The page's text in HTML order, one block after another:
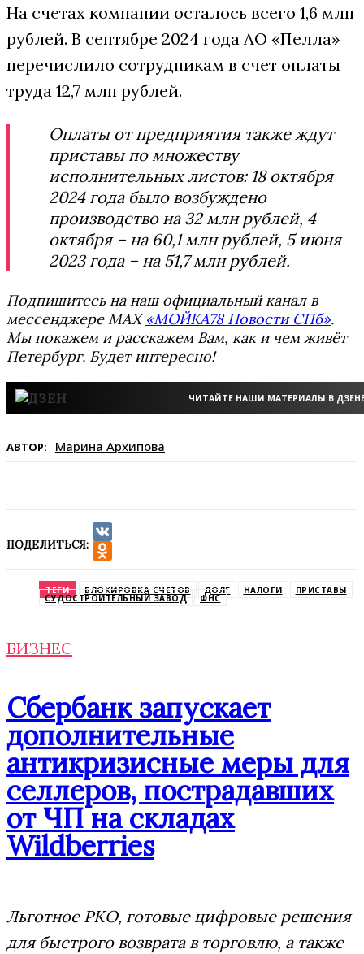
На счетах компании осталось всего 1,6 млн
рублей. В сентябре 2024 года АО «Пелла»
перечислило сотрудникам в счет оплаты
труда 12,7 млн рублей.
Оплаты от предприятия также ждут
приставы по множеству
исполнительных листов: 18 октября
2024 года было возбуждено
производство на 32 млн рублей, 4
октября – на 60,1 млн рублей, 5 июня
2023 года – на 51,7 млн рублей.
Подпишитесь на наш официальный канал в
мессенджере MAX«МОЙКА78 Новости СПб».
Мы покажем и расскажем Вам, как и чем живёт
Петербург. Будет интересно!
ЧИТАЙТЕ НАШИ МАТЕРИАЛЫ В
АВТОР: Марина Архипова
ПОДЕЛИТЬСЯ:
VK
ТЕГИ БЛОКИРОВКА СЧЕТОВ ДОЛГ НАЛОГИ ПРИСТАВЫ
СУДОСТРОИТЕЛЬНЫЙ ЗАВОД ФНС
БИЗНЕС
Сбербанк запускает
дополнительные
антикризисные меры для
селлеров, пострадавших
от ЧП на складах
Wildberries
Льготное РКО, готовые цифровые решения
для быстрого возврата в торговлю, а также